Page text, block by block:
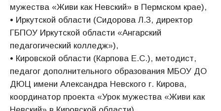
мужества «Живи как Невский» в Пермском крае),
• Иркутской области (Сидорова Л.З, директор
ГБПОУ Иркутской области «Ангарский
педагогический колледж»),
• Кировской области (Карпова Е.С.), методист,
педагог дополнительного образования МБОУ ДО
ДЮЦ имени Александра Невского г. Кирова,
координатор проекта «Урок мужества «Живи как